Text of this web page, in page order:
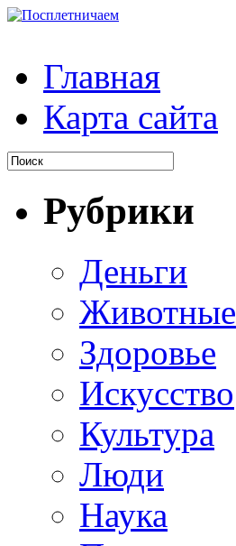
Главная
Карта сайта
Рубрики
Деньги
Животные
Здоровье
Искусство
Культура
Люди
Наука